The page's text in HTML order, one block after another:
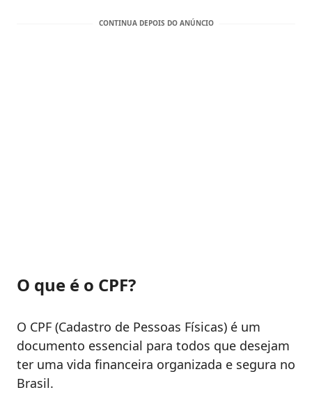
O que é o CPF?
O CPF (Cadastro de Pessoas Físicas) é um
documento essencial para todos que desejam
ter uma vida financeira organizada e segura no
Brasil.